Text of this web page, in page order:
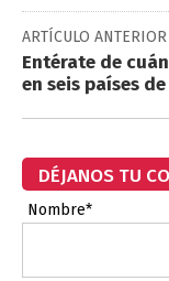
ARTÍCULO ANTERIOR
Entérate de
en seis países
DÉJANOS TU
Nombre*